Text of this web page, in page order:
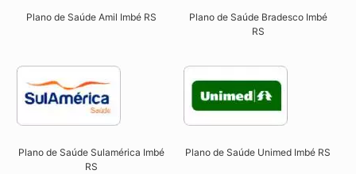
Plano de Saúde Amil Imbé RS
Plano de Saúde Bradesco Imbé
RS
Plano de Saúde Sulamérica Imbé
RS
Plano de Saúde Unimed Imbé RS